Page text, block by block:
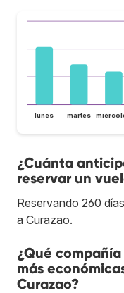
lunes martes
¿Cuánta
reservar un
Reservando 260
a Curazao.
¿Qué
más
Curazao?